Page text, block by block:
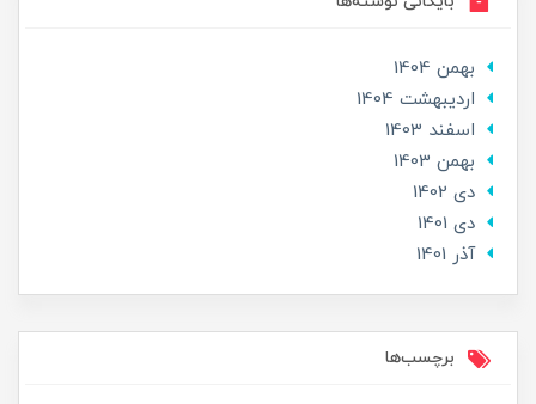
بهمن 1404
ارديبهشت 1404
اسفند 1403
بهمن 1403
دی 1402
دی 1401
آذر 1401
برچسب‌ها